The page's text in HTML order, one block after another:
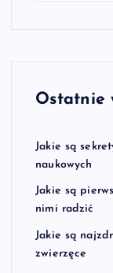
Ostatnie
Jakie są
naukowych
Jakie są
nimi radzić
Jakie są
zwierzęce